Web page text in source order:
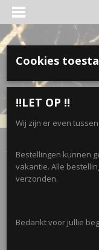
Cookies
‼️LET OP ‼️
Wij zijn er even
Bestellingen kunnen
vakantie. Alle
verzonden.
Bedankt voor jullie